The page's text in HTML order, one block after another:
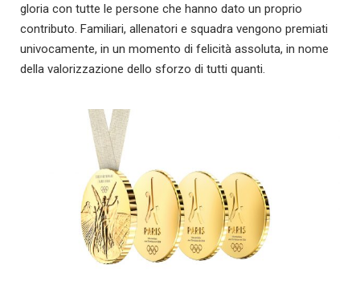
gloria con tutte le persone che hanno dato un proprio
contributo. Familiari, allenatori e squadra vengono premiati
univocamente, in un momento di felicità assoluta, in nome
della valorizzazione dello sforzo di tutti quanti.